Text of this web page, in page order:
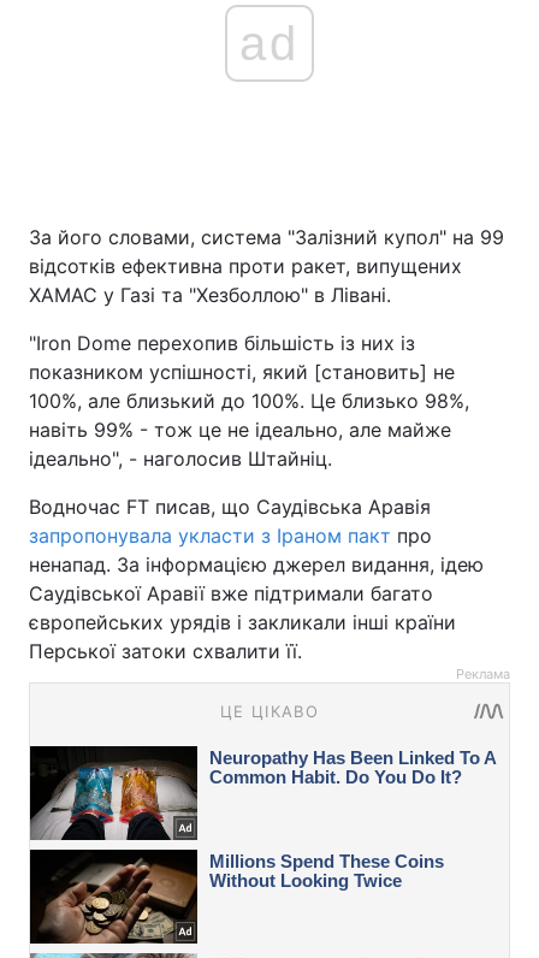
ad
За його словами, система "Залізний купол" на 99
відсотків ефективна проти ракет, випущених
ХАМАС у Газі та "Хезболлою" в Лівані.
"Iron Dome перехопив більшість із них із
показником успішності, який [становить] не
100%, але близький до 100%. Це близько 98%,
навіть 99% - тож це не ідеально, але майже
ідеально", - наголосив Штайніц.
Водночас FT писав, що Саудівська Аравія
запропонувала укласти з Іраном пакт про
ненапад. За інформацією джерел видання, ідею
Саудівської Аравії вже підтримали багато
європейських урядів і закликали інші країни
Перської затоки схвалити її.
Реклама